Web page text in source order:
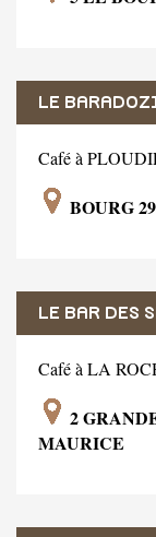
LE
Café à
BOURG
LE BAR DES
Café à LA
2
MAURICE